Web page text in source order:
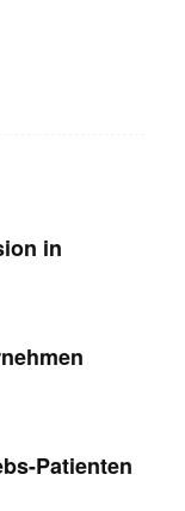
in
Patienten